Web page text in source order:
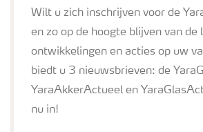
Wilt u zich inschrijven voor de
en zo op de hoogte blijven van de
ontwikkelingen en acties op uw
biedt u 3 nieuwsbrieven: de
YaraAkkerActueel en
nu in!